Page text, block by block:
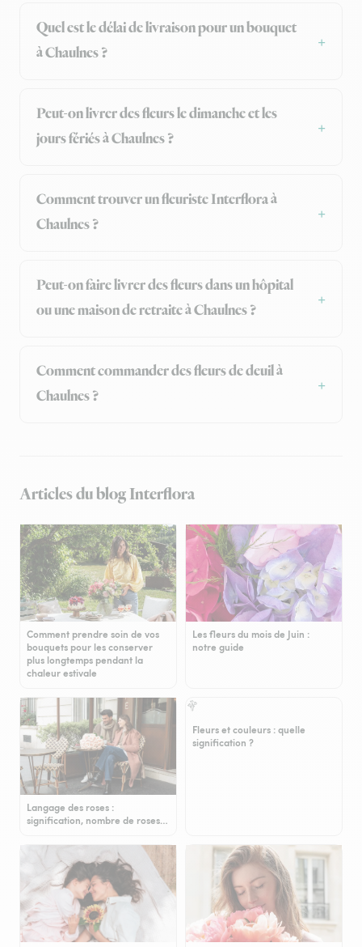
Quel est le délai de livraison pour un bouquet
à Chaulnes ?
Peut-on livrer des fleurs le dimanche et les
jours fériés à Chaulnes ?
Comment trouver un fleuriste Interflora à
Chaulnes ?
Peut-on faire livrer des fleurs dans un hôpital
ou une maison de retraite à Chaulnes ?
Comment commander des fleurs de deuil à
Chaulnes ?
Articles du blog Interflora
Comment prendre soin de vos
bouquets pour les conserver
plus longtemps pendant la
chaleur estivale
Les fleurs du mois de Juin :
notre guide
Langage des roses :
signification, nombre de roses…
Fleurs et couleurs : quelle
signification ?